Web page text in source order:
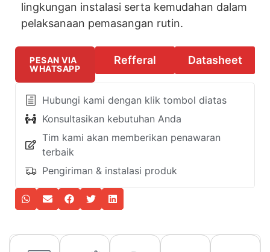
lingkungan instalasi serta kemudahan dalam
pelaksanaan pemasangan rutin.
PESAN VIA
WHATSAPP
Refferal Datasheet
Hubungi kami dengan klik tombol diatas
Konsultasikan kebutuhan Anda
Tim kami akan memberikan penawaran
terbaik
Pengiriman & instalasi produk